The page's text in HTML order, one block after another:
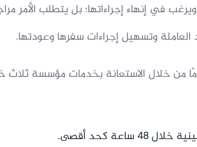
في إنهاء إجراءاتها؛ بل يتطلب الأمر
وتسهيل إجراءات سفرها وعودتها.
من خلال الاستعانة بخدمات مؤسسة ثلاث
كحد أقصى.